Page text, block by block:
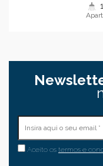
1
Aceito os termos e